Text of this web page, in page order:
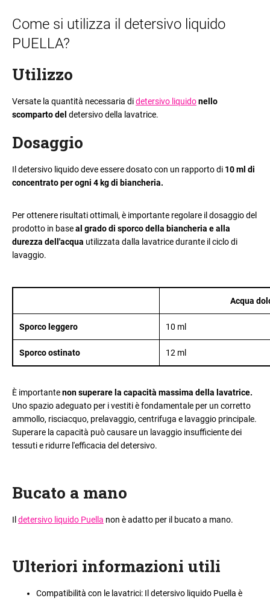
Come si utilizza il detersivo liquido
PUELLA?
Utilizzo
Versate la quantità necessaria didetersivo liquidonello
scompartodel detersivo della lavatrice.
Dosaggio
Il detersivo liquido deve essere dosato con un rapporto di 10 ml di
concentrato per ogni 4 kg di biancheria.
Per ottenere risultati ottimali, è importante regolare il dosaggio del
prodotto in baseal grado di sporco della biancheria e alla
durezza dell'acqua utilizzata dalla lavatrice durante il ciclo di
lavaggio.
Acqua
Sporco leggero 10 ml
Sporco ostinato 12 ml
È importantenon superare la capacità massima della lavatrice.
Uno spazio adeguato per i vestiti è fondamentale per un corretto
ammollo, risciacquo, prelavaggio, centrifuga e lavaggio principale.
Superare la capacità può causare un lavaggio insufficiente dei
tessuti e ridurre l'efficacia del detersivo.
Bucato a mano
Ildetersivo liquido Puella non è adatto per il bucato a mano.
Ulteriori informazioni utili
Compatibilità con le lavatrici: Il detersivo liquido Puella è